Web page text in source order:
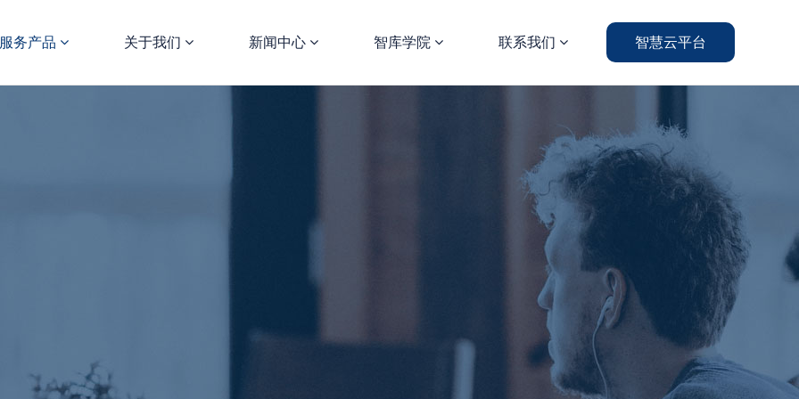
服务产品 关于我们 新闻中心 智库学院 联系我们 智慧云平台